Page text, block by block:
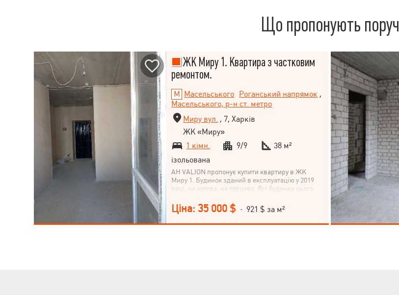
Що пропонують поруч
ЖК Миру 1. Квартира з частковим
ремонтом.
Масельського Роганський напрямок ,
Масельського, р-н ст. метро
Миру вул. , 7, Харків
ЖК «Миру»
1 кімн.
9/9
38 м²
ізольована
АН VALION пропонує купити квартиру в ЖК
Миру 1. Будинок зданий в експлуатацію у 2019
році, не кутова, не торцева. Всі будинки цього
та опалення підключені, двори впорядковані.
Виконані всі чернові роботи: розведення
електрики, води та каналізації, розведення
Ціна: 35 000 $ · 921 $ за м²